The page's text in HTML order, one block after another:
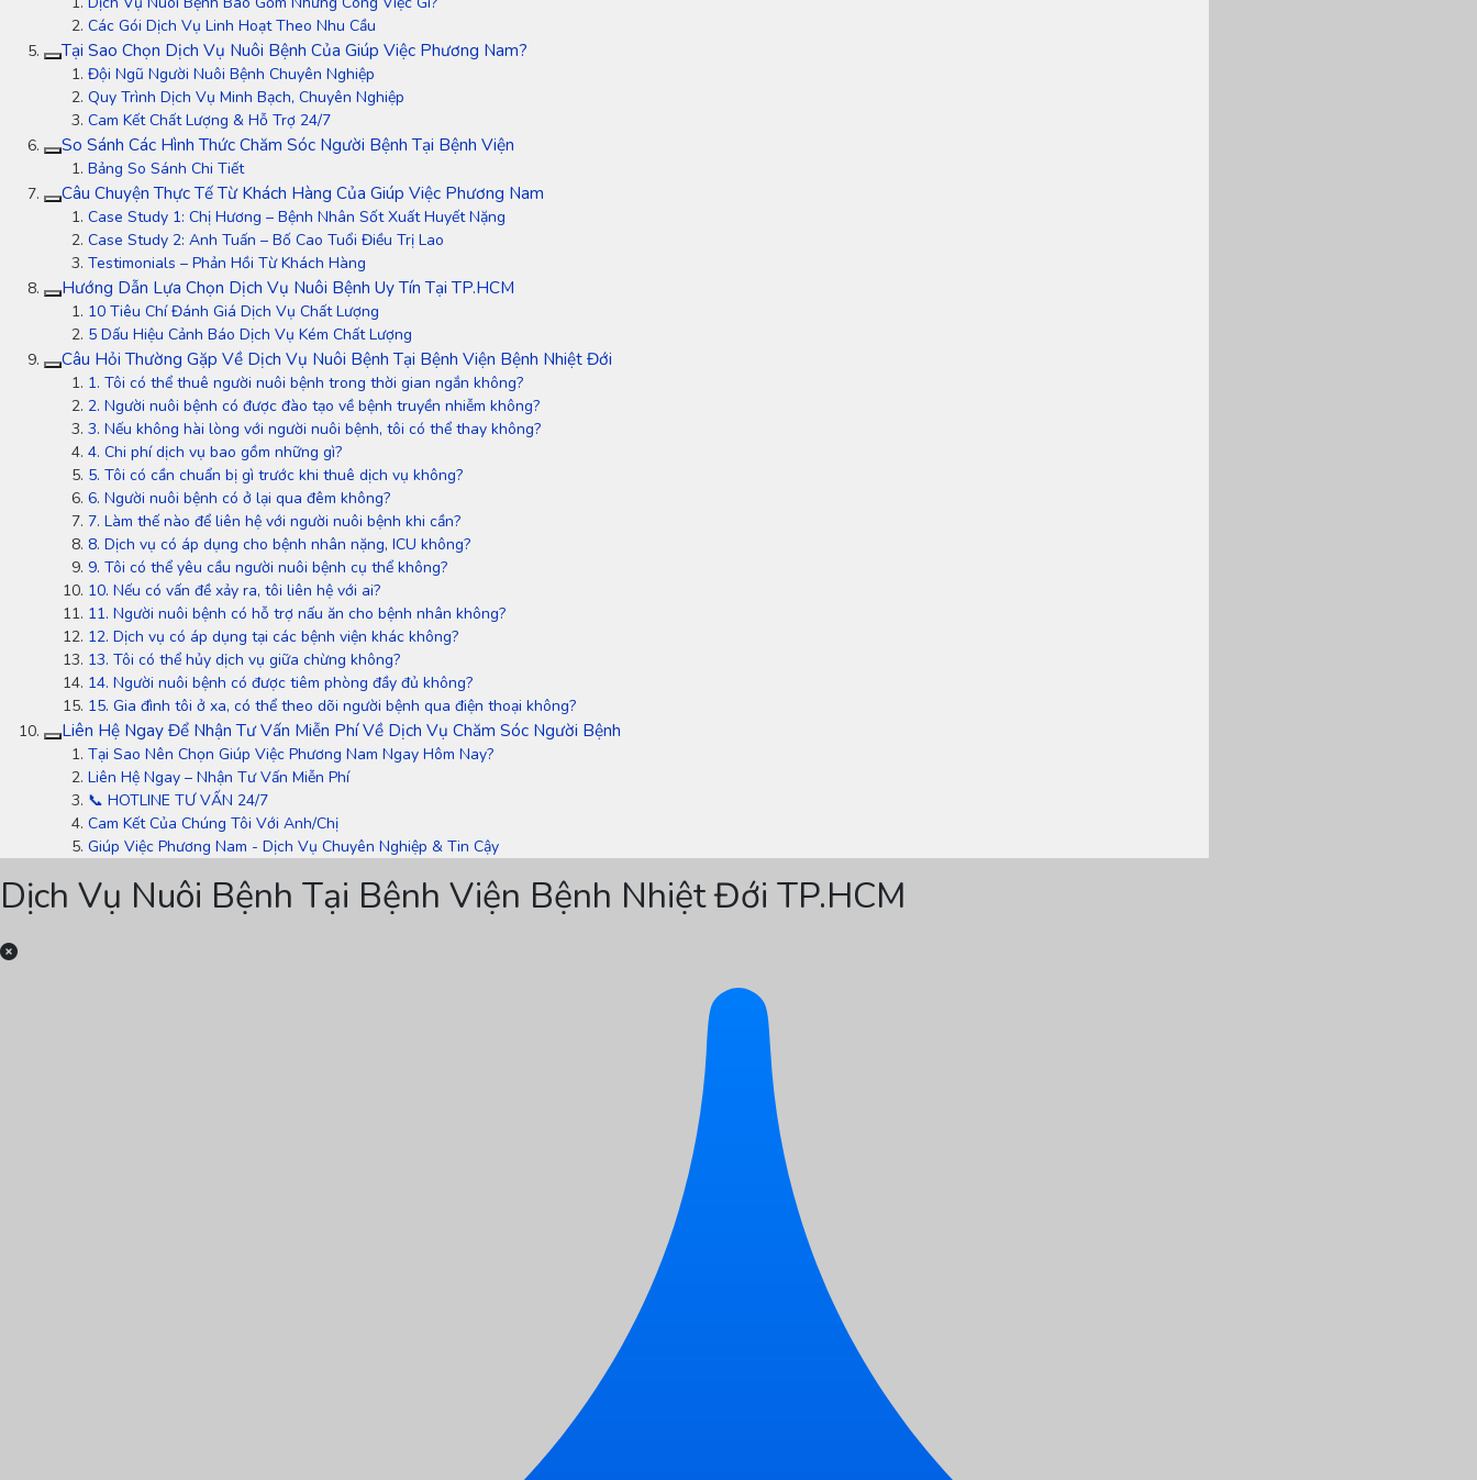
Các Gói Dịch Vụ Linh Hoạt Theo Nhu Cầu
Tại Sao Chọn Dịch Vụ Nuôi Bệnh Của Giúp Việc Phương Nam?
Đội Ngũ Người Nuôi Bệnh Chuyên Nghiệp
Quy Trình Dịch Vụ Minh Bạch, Chuyên Nghiệp
Cam Kết Chất Lượng & Hỗ Trợ 24/7
So Sánh Các Hình Thức Chăm Sóc Người Bệnh Tại Bệnh Viện
Bảng So Sánh Chi Tiết
Câu Chuyện Thực Tế Từ Khách Hàng Của Giúp Việc Phương Nam
Case Study 1: Chị Hương – Bệnh Nhân Sốt Xuất Huyết Nặng
Case Study 2: Anh Tuấn – Bố Cao Tuổi Điều Trị Lao
Testimonials – Phản Hồi Từ Khách Hàng
Hướng Dẫn Lựa Chọn Dịch Vụ Nuôi Bệnh Uy Tín Tại TP.HCM
10 Tiêu Chí Đánh Giá Dịch Vụ Chất Lượng
5 Dấu Hiệu Cảnh Báo Dịch Vụ Kém Chất Lượng
Câu Hỏi Thường Gặp Về Dịch Vụ Nuôi Bệnh Tại Bệnh Viện Bệnh Nhiệt Đới
1. Tôi có thể thuê người nuôi bệnh trong thời gian ngắn không?
2. Người nuôi bệnh có được đào tạo về bệnh truyền nhiễm không?
3. Nếu không hài lòng với người nuôi bệnh, tôi có thể thay không?
4. Chi phí dịch vụ bao gồm những gì?
5. Tôi có cần chuẩn bị gì trước khi thuê dịch vụ không?
6. Người nuôi bệnh có ở lại qua đêm không?
7. Làm thế nào để liên hệ với người nuôi bệnh khi cần?
8. Dịch vụ có áp dụng cho bệnh nhân nặng, ICU không?
9. Tôi có thể yêu cầu người nuôi bệnh cụ thể không?
10. Nếu có vấn đề xảy ra, tôi liên hệ với ai?
11. Người nuôi bệnh có hỗ trợ nấu ăn cho bệnh nhân không?
12. Dịch vụ có áp dụng tại các bệnh viện khác không?
13. Tôi có thể hủy dịch vụ giữa chừng không?
14. Người nuôi bệnh có được tiêm phòng đầy đủ không?
15. Gia đình tôi ở xa, có thể theo dõi người bệnh qua điện thoại không?
Liên Hệ Ngay Để Nhận Tư Vấn Miễn Phí Về Dịch Vụ Chăm Sóc Người Bệnh
Tại Sao Nên Chọn Giúp Việc Phương Nam Ngay Hôm Nay?
Liên Hệ Ngay – Nhận Tư Vấn Miễn Phí
📞 HOTLINE TƯ VẤN 24/7
Cam Kết Của Chúng Tôi Với Anh/Chị
Giúp Việc Phương Nam - Dịch Vụ Chuyên Nghiệp & Tin Cậy
Dịch Vụ Nuôi Bệnh Tại Bệnh Viện Bệnh Nhiệt Đới TP.HCM